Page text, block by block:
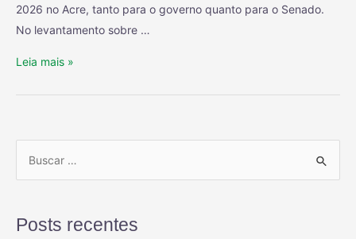
2026 no Acre, tanto para o governo quanto para o Senado.
No levantamento sobre …
Leia mais »
Posts recentes